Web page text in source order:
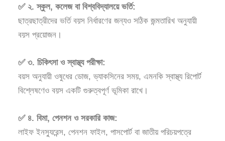
✅ ২. স্কুল, কলেজ বা বিশ্ববিদ্যালয়ে ভর্তি:
ছাত্রছাত্রীদের ভর্তি বয়স নির্ধারণের জন্যও সঠিক জন্মতারিখ অনুযায়ী
বয়স প্রয়োজন।
✅ ৩. চিকিৎসা ও স্বাস্থ্য পরীক্ষা:
বয়স অনুযায়ী ওষুধের ডোজ, ভ্যাকসিনের সময়, এমনকি স্বাস্থ্য রিপোর্ট
বিশ্লেষণেও বয়স একটি গুরুত্বপূর্ণ ভূমিকা রাখে।
✅ ৪. বিমা, পেনশন ও সরকারি কাজ:
লাইফ ইনস্যুরেন্স, পেনশন ফাইল, পাসপোর্ট বা জাতীয় পরিচয়পত্রে